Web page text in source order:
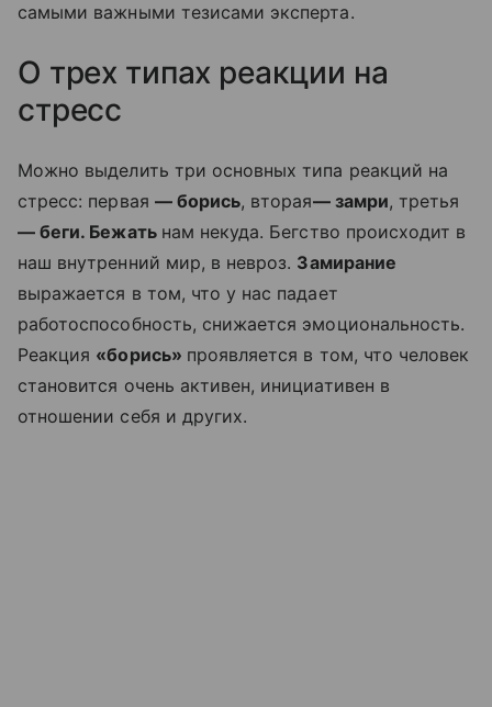
самыми важными тезисами эксперта.
О трех типах реакции на
стресс
Можно выделить три основных типа реакций на
стресс: первая — борись, вторая— замри, третья
— беги. Бежать нам некуда. Бегство происходит в
наш внутренний мир, в невроз. Замирание
выражается в том, что у нас падает
работоспособность, снижается эмоциональность.
Реакция «борись» проявляется в том, что человек
становится очень активен, инициативен в
отношении себя и других.